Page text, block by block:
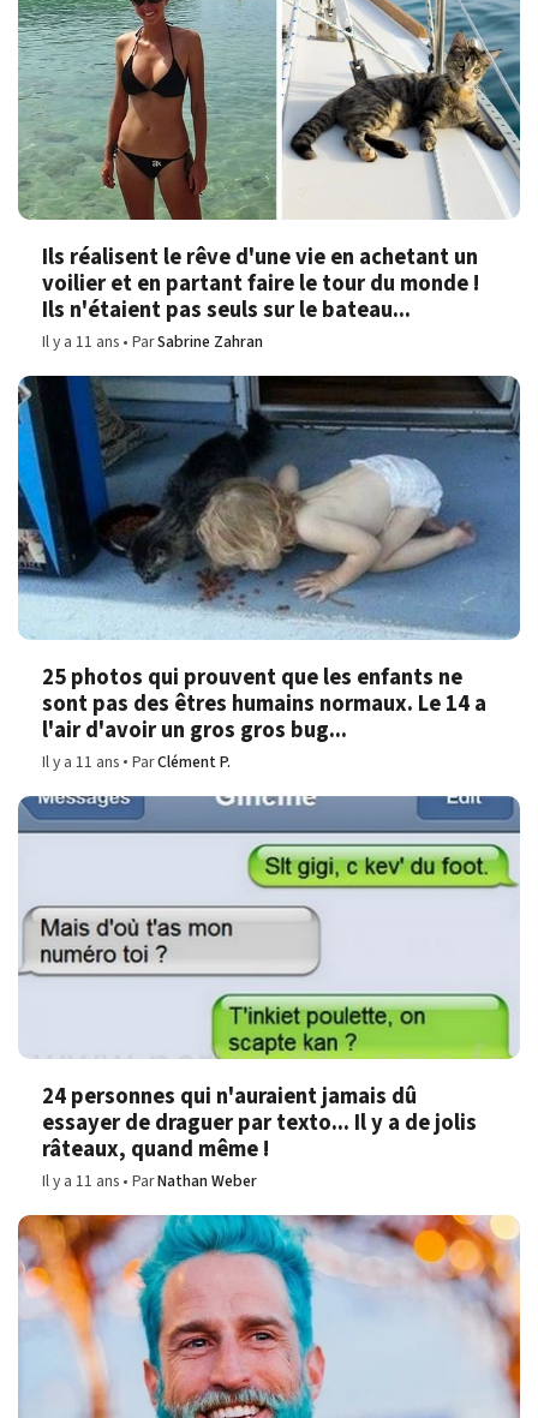
Ils réalisent le rêve d'une vie en achetant un
voilier et en partant faire le tour du monde !
Ils n'étaient pas seuls sur le bateau...
Il y a 11 ans ParSabrine Zahran
25 photos qui prouvent que les enfants ne
sont pas des êtres humains normaux. Le 14 a
l'air d'avoir un gros gros bug...
Il y a 11 ans ParClément P.
24 personnes qui n'auraient jamais dû
essayer de draguer par texto... Il y a de jolis
râteaux, quand même !
Il y a 11 ans ParNathan Weber